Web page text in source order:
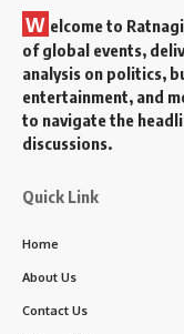
W elcome to
of global events,
analysis on politics,
entertainment, and
to navigate the
discussions.
Quick Link
Home
About Us
Contact Us